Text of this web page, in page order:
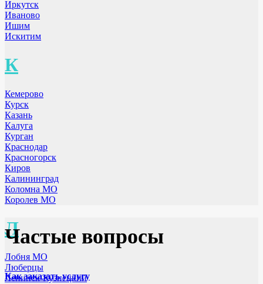
Иркутск
Иваново
Ишим
Искитим
К
Кемерово
Курск
Казань
Калуга
Курган
Краснодар
Красногорск
Киров
Калининград
Коломна МО
Королев МО
Л
Лобня МО
Люберцы
Ленинск-Кузнецкий
Частые вопросы
Как заказать услугу